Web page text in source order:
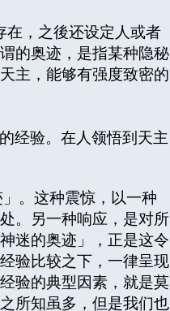
，之後还设定人或者
的奥迹，是指某种隐秘
主，能够有强度致密的
经验。在人领悟到天主
。这种震惊，以一种
。另一种响应，是对所
迷的奥迹」，正是这令
验比较之下，一律呈现
验的典型因素，就是莫
所知虽多，但是我们也